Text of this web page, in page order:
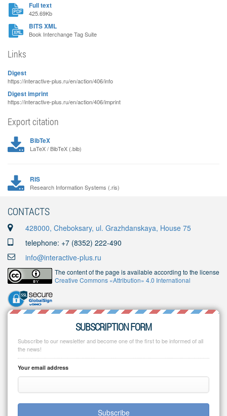
Full text
425.69Kb
BITS XML
Book Interchange Tag Suite
Links
Digest
https://interactive-plus.ru/en/action/406/info
Digest imprint
https://interactive-plus.ru/en/action/406/imprint
Export citation
BibTeX
LaTeX / BibTeX (.bib)
RIS
Research Information Systems (.ris)
CONTACTS
428000, Cheboksary, ul. Grazhdanskaya, House 75
telephone: +7 (8352) 222-490
info@interactive-plus.ru
The content of the page is available according to the license
Creative Commons «Attribution» 4.0 International
SUBSCRIPTION FORM
Subscribe to our newsletter and become one of the first to be informed of all
the news!
Your email address
Subscribe